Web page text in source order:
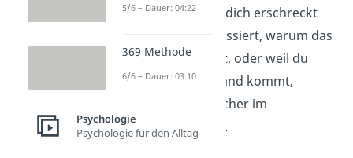
hinwendest, weil du dich erschreckt
hast, weil dich interessiert, warum das
Licht angegangen ist, oder weil du
erwartest, dass jemand kommt,
interessiert die Forscher im
Behaviorismus nicht.
5/6 – Dauer: 04:22
369 Methode
6/6 – Dauer: 03:10
Psychologie
Psychologie für den Alltag